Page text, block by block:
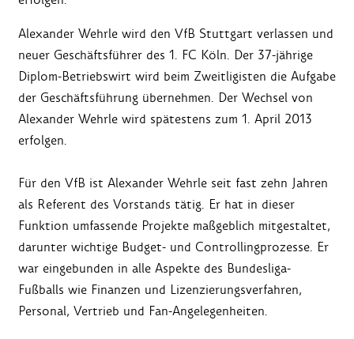
Alexander Wehrle wird den VfB Stuttgart verlassen und
neuer Geschäftsführer des 1. FC Köln. Der 37-jährige
Diplom-Betriebswirt wird beim Zweitligisten die Aufgabe
der Geschäftsführung übernehmen. Der Wechsel von
Alexander Wehrle wird spätestens zum 1. April 2013
erfolgen.
Für den VfB ist Alexander Wehrle seit fast zehn Jahren
als Referent des Vorstands tätig. Er hat in dieser
Funktion umfassende Projekte maßgeblich mitgestaltet,
darunter wichtige Budget- und Controllingprozesse. Er
war eingebunden in alle Aspekte des Bundesliga-
Fußballs wie Finanzen und Lizenzierungsverfahren,
Personal, Vertrieb und Fan-Angelegenheiten.